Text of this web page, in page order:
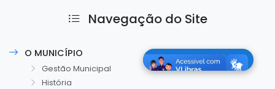
Navegação do Site
O MUNICÍPIO
Gestão Municipal
História